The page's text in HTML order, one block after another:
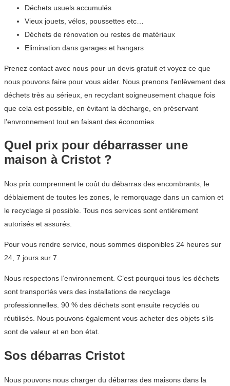
Déchets usuels accumulés
Vieux jouets, vélos, poussettes etc…
Déchets de rénovation ou restes de matériaux
Elimination dans garages et hangars
Prenez contact avec nous pour un devis gratuit et voyez ce que
nous pouvons faire pour vous aider. Nous prenons l’enlèvement des
déchets très au sérieux, en recyclant soigneusement chaque fois
que cela est possible, en évitant la décharge, en préservant
l’envronnement tout en faisant des économies.
Quel prix pour débarrasser une
maison à Cristot ?
Nos prix comprennent le coût du débarras des encombrants, le
déblaiement de toutes les zones, le remorquage dans un camion et
le recyclage si possible. Tous nos services sont entièrement
autorisés et assurés.
Pour vous rendre service, nous sommes disponibles 24 heures sur
24, 7 jours sur 7.
Nous respectons l’environnement. C’est pourquoi tous les déchets
sont transportés vers des installations de recyclage
professionnelles. 90 % des déchets sont ensuite recyclés ou
réutilisés. Nous pouvons également vous acheter des objets s’ils
sont de valeur et en bon état.
Sos débarras Cristot
Nous pouvons nous charger du débarras des maisons dans la